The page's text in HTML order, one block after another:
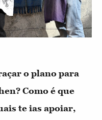
o plano para
Como é que
te ias apoiar,